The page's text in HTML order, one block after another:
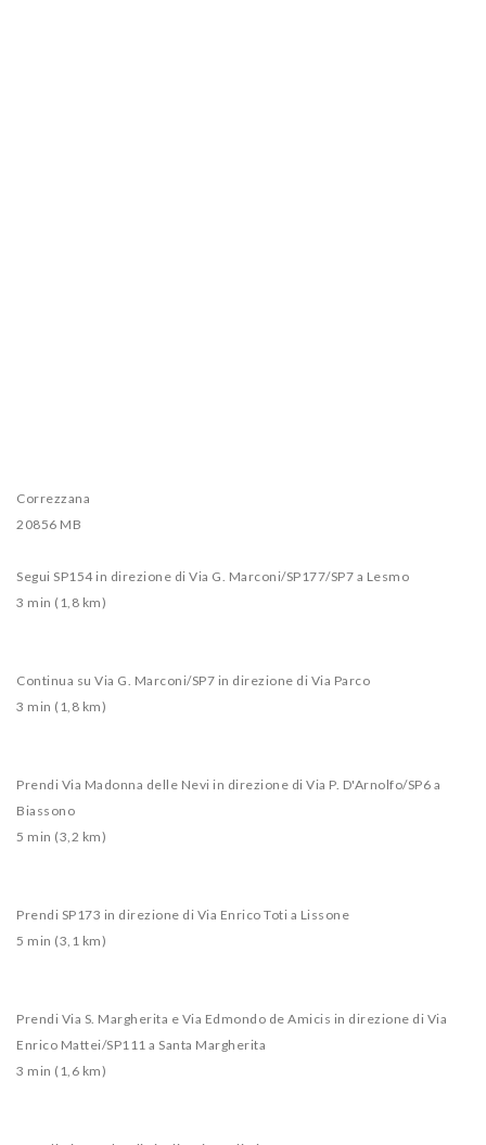
Correzzana
20856 MB
Segui SP154 in direzione di Via G. Marconi/SP177/SP7 a Lesmo
3 min (1,8 km)
Continua su Via G. Marconi/SP7 in direzione di Via Parco
3 min (1,8 km)
Prendi Via Madonna delle Nevi in direzione di Via P. D'Arnolfo/SP6 a
Biassono
5 min (3,2 km)
Prendi SP173 in direzione di Via Enrico Toti a Lissone
5 min (3,1 km)
Prendi Via S. Margherita e Via Edmondo de Amicis in direzione di Via
Enrico Mattei/SP111 a Santa Margherita
3 min (1,6 km)